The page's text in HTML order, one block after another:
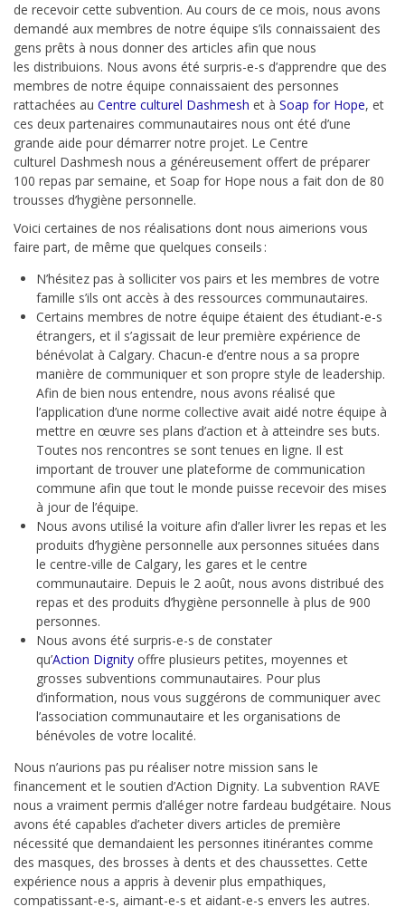
de recevoir cette subvention. Au cours de ce mois, nous avons
demandé aux membres de notre équipe s’ils connaissaient des
gens prêts à nous donner des articles afin que nous
les distribuions. Nous avons été surpris-e-s d’apprendre que des
membres de notre équipe connaissaient des personnes
rattachées au Centre culturel Dashmesh et à Soap for Hope, et
ces deux partenaires communautaires nous ont été d’une
grande aide pour démarrer notre projet. Le Centre
culturel Dashmesh nous a généreusement offert de préparer
100 repas par semaine, et Soap for Hope nous a fait don de 80
trousses d’hygiène personnelle.
Voici certaines de nos réalisations dont nous aimerions vous
faire part, de même que quelques conseils :
N’hésitez pas à solliciter vos pairs et les membres de votre
famille s’ils ont accès à des ressources communautaires.
Certains membres de notre équipe étaient des étudiant-e-s
étrangers, et il s’agissait de leur première expérience de
bénévolat à Calgary. Chacun-e d’entre nous a sa propre
manière de communiquer et son propre style de leadership.
Afin de bien nous entendre, nous avons réalisé que
l’application d’une norme collective avait aidé notre équipe à
mettre en œuvre ses plans d’action et à atteindre ses buts.
Toutes nos rencontres se sont tenues en ligne. Il est
important de trouver une plateforme de communication
commune afin que tout le monde puisse recevoir des mises
à jour de l’équipe.
Nous avons utilisé la voiture afin d’aller livrer les repas et les
produits d’hygiène personnelle aux personnes situées dans
le centre-ville de Calgary, les gares et le centre
communautaire. Depuis le 2 août, nous avons distribué des
repas et des produits d’hygiène personnelle à plus de 900
personnes.
Nous avons été surpris-e-s de constater
qu’Action Dignity offre plusieurs petites, moyennes et
grosses subventions communautaires. Pour plus
d’information, nous vous suggérons de communiquer avec
l’association communautaire et les organisations de
bénévoles de votre localité.
Nous n’aurions pas pu réaliser notre mission sans le
financement et le soutien d’Action Dignity. La subvention RAVE
nous a vraiment permis d’alléger notre fardeau budgétaire. Nous
avons été capables d’acheter divers articles de première
nécessité que demandaient les personnes itinérantes comme
des masques, des brosses à dents et des chaussettes. Cette
expérience nous a appris à devenir plus empathiques,
compatissant-e-s, aimant-e-s et aidant-e-s envers les autres.